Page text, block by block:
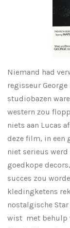
Niemand had
regisseur George
studiobazen
western zou
niets aan Lucas
deze film, in een
niet serieus
goedkope
succes zou
kledingketens
nostalgische Star
wist met behulp